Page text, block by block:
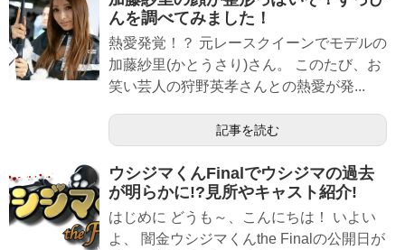
んを調べてみました！
熱愛発覚！？ 元レースクイーンでモデルの
加藤紗里(かとうさり)さん。 このたび、お
笑い芸人の狩野英孝さんとの熱愛が発...
記事を読む
ウシジマくんFinalでウシジマの過去
が明らかに!?見所やキャスト紹介!
はじめに どうも～、こんにちは！ いよい
よ、 闇金ウシジマくんthe Finalの公開日が